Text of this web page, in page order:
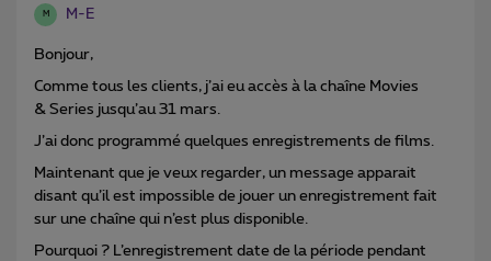
M M-E
Bonjour,
Comme tous les clients, j’ai eu accès à la chaîne Movies
& Series jusqu’au 31 mars.
J’ai donc programmé quelques enregistrements de films.
Maintenant que je veux regarder, un message apparait
disant qu’il est impossible de jouer un enregistrement fait
sur une chaîne qui n’est plus disponible.
Pourquoi ? L’enregistrement date de la période pendant